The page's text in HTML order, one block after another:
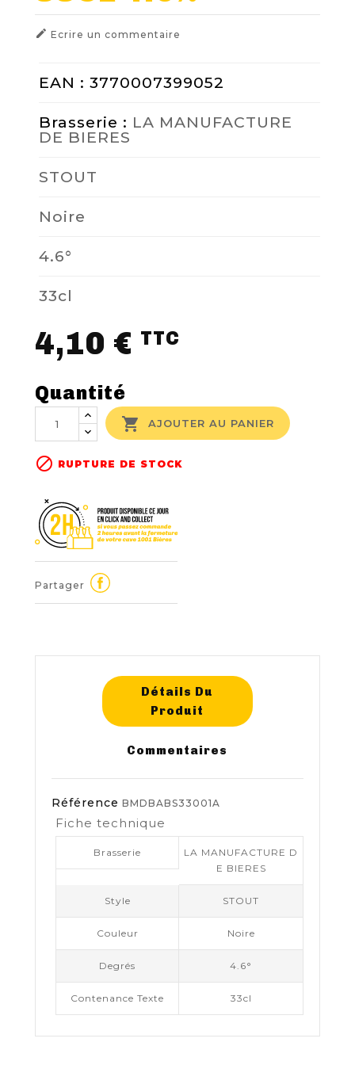
 Ecrire un commentaire
EAN : 3770007399052
Brasserie : LA MANUFACTURE
DE BIERES
STOUT
Noire
4.6°
33cl
4,10 € TTC
Quantité
 AJOUTER AU PANIER
 RUPTURE DE STOCK
Partager
Détails Du
Produit
Commentaires
Référence BMDBABS33001A
Fiche technique
Brasserie
LA MANUFACTURE D
E BIERES
Style STOUT
Couleur Noire
Degrés 4.6°
Contenance Texte 33cl